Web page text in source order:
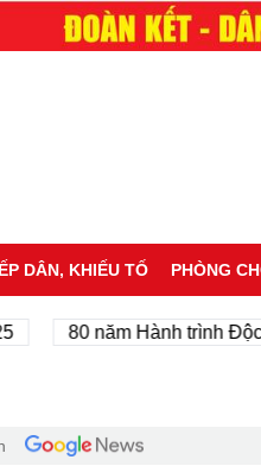
DÂN, KHIẾU TỐ PHÒNG
80 năm Hành trình Độc lập -